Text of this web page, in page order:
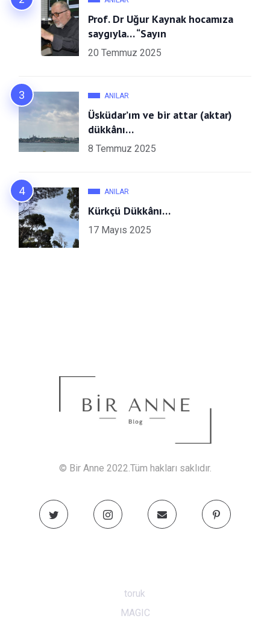
Prof. Dr Uğur Kaynak hocamıza
saygıyla… “Sayın
20 Temmuz 2025
ANILAR
Üsküdar’ım ve bir attar (aktar)
dükkânı…
8 Temmuz 2025
ANILAR
Kürkçü Dükkânı…
17 Mayıs 2025
© Bir Anne 2022.Tüm hakları saklıdır.
toruk
MAGIC